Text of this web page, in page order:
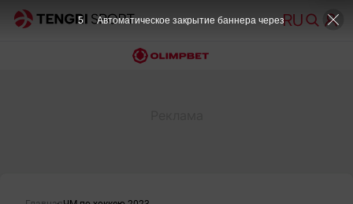
5 Автоматическое закрытие баннера через